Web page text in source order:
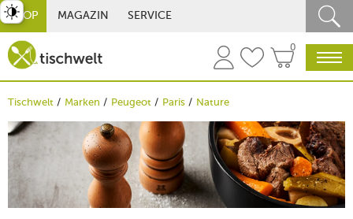
SHOP MAGAZIN SERVICE
0
Tischwelt Marken Peugeot Paris Nature
umschalten